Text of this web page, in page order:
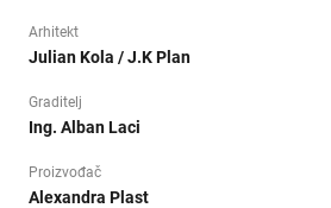
Arhitekt
Julian Kola / J.K Plan
Graditelj
Ing. Alban Laci
Proizvođač
Alexandra Plast